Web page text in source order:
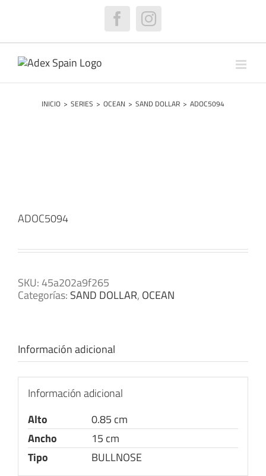
FacebookInstagram
INICIO > SERIES > OCEAN > SAND DOLLAR > ADOC5094
ADOC5094
SKU:45a202a9f265
Categorías: SAND DOLLAR, OCEAN
Información adicional
Información adicional
Alto
0.85 cm
Ancho
15 cm
Tipo
BULLNOSE